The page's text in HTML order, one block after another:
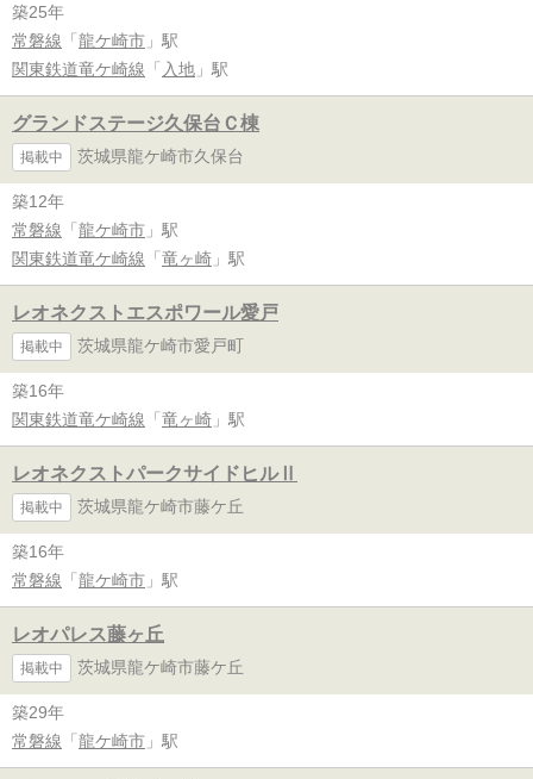
築25年
常磐線 「 龍ケ崎市 」駅
関東鉄道竜ケ崎線 「 入地 」駅
グランドステージ久保台Ｃ棟
掲載中 茨城県龍ケ崎市久保台
築12年
常磐線 「 龍ケ崎市 」駅
関東鉄道竜ケ崎線 「 竜ヶ崎 」駅
レオネクストエスポワール愛戸
掲載中 茨城県龍ケ崎市愛戸町
築16年
関東鉄道竜ケ崎線 「 竜ヶ崎 」駅
レオネクストパークサイドヒルⅡ
掲載中 茨城県龍ケ崎市藤ケ丘
築16年
常磐線 「 龍ケ崎市 」駅
レオパレス藤ヶ丘
掲載中 茨城県龍ケ崎市藤ケ丘
築29年
常磐線 「 龍ケ崎市 」駅